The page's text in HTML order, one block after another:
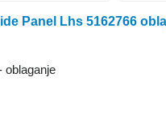
oblaganje